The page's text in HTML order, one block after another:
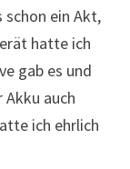
schon ein Akt,
hatte ich
gab es und
auch
ich ehrlich